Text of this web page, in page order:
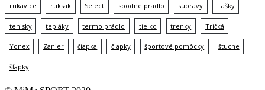
rukavice ruksak Select spodne pradlo súpravy Tašky
tenisky tepláky termo prádlo tielko trenky Tričká
Yonex Zanier čiapka čiapky športové pomôcky štucne
šľapky